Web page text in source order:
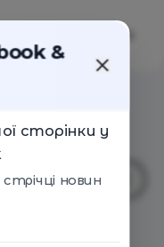
&
сторінки у
новин